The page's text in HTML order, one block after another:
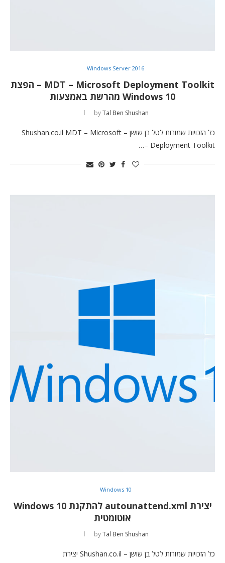
Windows Server 2016
MDT – Microsoft Deployment Toolkit – הפצת
Windows 10 מהרשת באמצעות
byTal Ben Shushan
כל הזכויות שמורות לטל בן שושן – Shushan.co.il MDT – Microsoft
Deployment Toolkit –…
Windows 10
יצירת autounattend.xml להתקנת Windows 10
אוטומטית
byTal Ben Shushan
כל הזכויות שמורות לטל בן שושן – Shushan.co.il יצירת